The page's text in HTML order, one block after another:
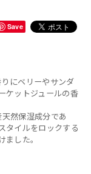
Save
りにベリーやサンダ
ケットジュールの香
天然保湿成分であ
タイルをロックする
ました。